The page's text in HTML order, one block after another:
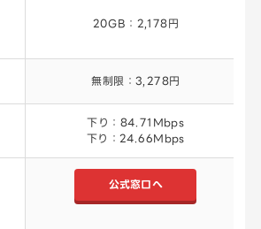
20GB：2,178円
無制限：3,278円
下り：84.71Mbps
下り：24.66Mbps
公式窓口へ